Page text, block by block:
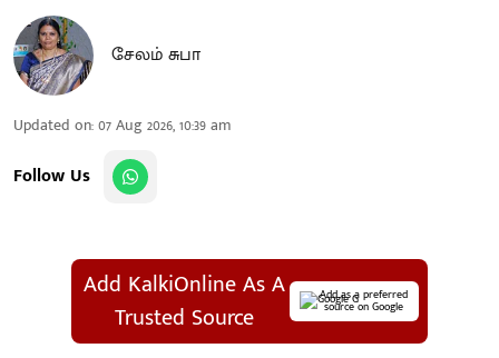
சேலம் சுபா
Updated on:07 Aug 2026, 10:39 am
Follow Us
Add KalkiOnline As A
Trusted Source
Add as a preferred
source on Google